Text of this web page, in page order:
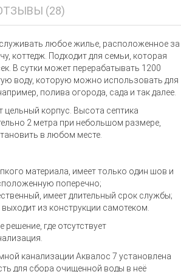
(28)
любое жилье, расположенное за
коттедж. Подходит для семьи, которая
В сутки может перерабатывать 1200
воду, которую можно использовать для
полива огорода, сада и так далее.
цельный корпус. Высота септика
2 метра при небольшом размере,
в любом месте.
материала, имеет только один шов и
поперечно;
имеет длительный срок службы;
из конструкции самотеком.
решение, где отсутствует
канализации Аквалос 7 установлена
для сбора очищенной воды в неё